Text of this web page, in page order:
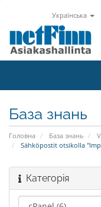
Українська
База знань
Головна База знань
Sähköpostit otsikolla
Категорія